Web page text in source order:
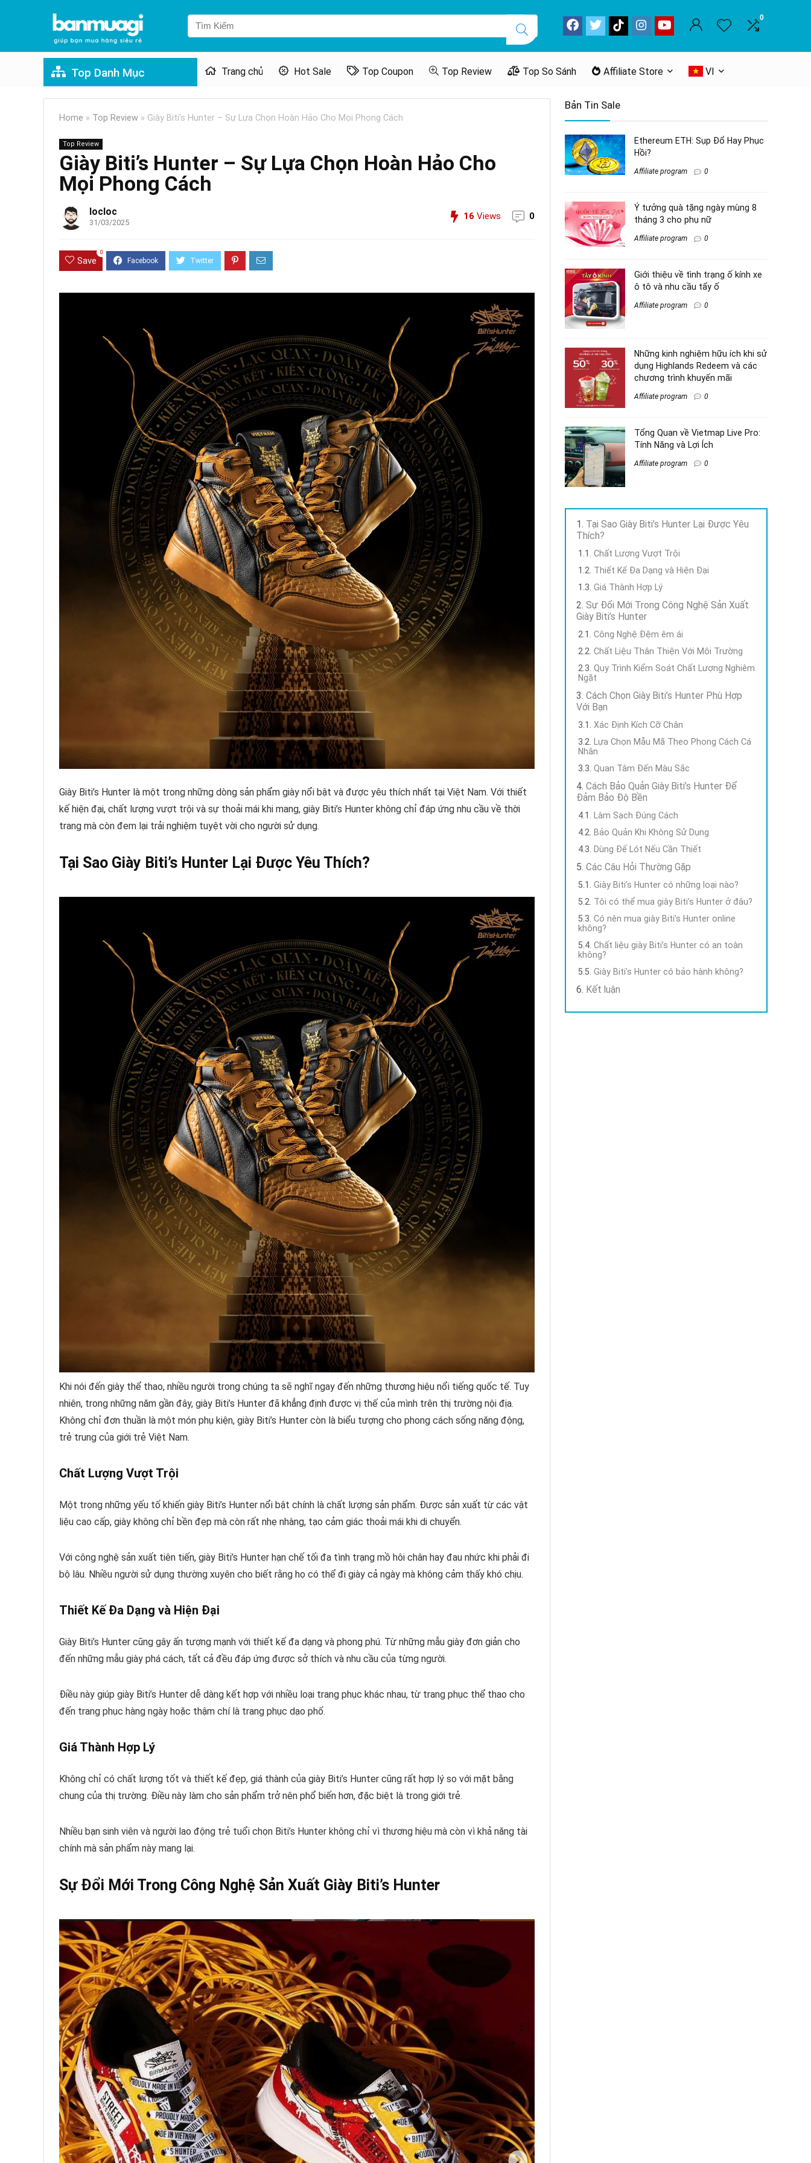
0
Top Danh Mục Trang chủ Hot Sale Top Coupon Top Review Top So Sánh Affiliate Store VI
Home » Top Review » Giày Biti’s Hunter – Sự Lựa Chọn Hoàn Hảo Cho Mọi Phong Cách
Top Review
Giày Biti’s Hunter – Sự Lựa Chọn Hoàn Hảo Cho
Mọi Phong Cách
locloc
31/03/2025
16 Views 0
Save
0
Giày Biti’s Hunter là một trong những dòng sản phẩm giày nổi bật và được yêu thích nhất tại Việt Nam. Với thiết
kế hiện đại, chất lượng vượt trội và sự thoải mái khi mang, giày Biti’s Hunter không chỉ đáp ứng nhu cầu về thời
trang mà còn đem lại trải nghiệm tuyệt vời cho người sử dụng.
Tại Sao Giày Biti’s Hunter Lại Được Yêu Thích?
Khi nói đến giày thể thao, nhiều người trong chúng ta sẽ nghĩ ngay đến những thương hiệu nổi tiếng quốc tế. Tuy
nhiên, trong những năm gần đây, giày Biti’s Hunter đã khẳng định được vị thế của mình trên thị trường nội địa.
Không chỉ đơn thuần là một món phụ kiện, giày Biti’s Hunter còn là biểu tượng cho phong cách sống năng động,
trẻ trung của giới trẻ Việt Nam.
Chất Lượng Vượt Trội
Một trong những yếu tố khiến giày Biti’s Hunter nổi bật chính là chất lượng sản phẩm. Được sản xuất từ các vật
liệu cao cấp, giày không chỉ bền đẹp mà còn rất nhẹ nhàng, tạo cảm giác thoải mái khi di chuyển.
Với công nghệ sản xuất tiên tiến, giày Biti’s Hunter hạn chế tối đa tình trạng mồ hôi chân hay đau nhức khi phải đi
bộ lâu. Nhiều người sử dụng thường xuyên cho biết rằng họ có thể đi giày cả ngày mà không cảm thấy khó chịu.
Thiết Kế Đa Dạng và Hiện Đại
Giày Biti’s Hunter cũng gây ấn tượng mạnh với thiết kế đa dạng và phong phú. Từ những mẫu giày đơn giản cho
đến những mẫu giày phá cách, tất cả đều đáp ứng được sở thích và nhu cầu của từng người.
Điều này giúp giày Biti’s Hunter dễ dàng kết hợp với nhiều loại trang phục khác nhau, từ trang phục thể thao cho
đến trang phục hàng ngày hoặc thậm chí là trang phục dạo phố.
Giá Thành Hợp Lý
Không chỉ có chất lượng tốt và thiết kế đẹp, giá thành của giày Biti’s Hunter cũng rất hợp lý so với mặt bằng
chung của thị trường. Điều này làm cho sản phẩm trở nên phổ biến hơn, đặc biệt là trong giới trẻ.
Nhiều bạn sinh viên và người lao động trẻ tuổi chọn Biti’s Hunter không chỉ vì thương hiệu mà còn vì khả năng tài
chính mà sản phẩm này mang lại.
Sự Đổi Mới Trong Công Nghệ Sản Xuất Giày Biti’s Hunter
Bản Tin Sale
Ethereum ETH: Sụp Đổ Hay Phục
Hồi?
Affiliate program 0
Ý tưởng quà tặng ngày mùng 8
tháng 3 cho phụ nữ
Affiliate program 0
Giới thiệu về tình trạng ố kính xe
ô tô và nhu cầu tẩy ố
Affiliate program 0
Những kinh nghiệm hữu ích khi sử
dụng Highlands Redeem và các
chương trình khuyến mãi
Affiliate program 0
Tổng Quan về Vietmap Live Pro:
Tính Năng và Lợi Ích
Affiliate program 0
Tại Sao Giày Biti’s Hunter Lại Được Yêu
Thích?
Chất Lượng Vượt Trội
Thiết Kế Đa Dạng và Hiện Đại
Giá Thành Hợp Lý
Sự Đổi Mới Trong Công Nghệ Sản Xuất
Giày Biti’s Hunter
Công Nghệ Đệm êm ái
Chất Liệu Thân Thiện Với Môi Trường
Quy Trình Kiểm Soát Chất Lượng Nghiêm
Ngặt
Cách Chọn Giày Biti’s Hunter Phù Hợp
Với Bạn
Xác Định Kích Cỡ Chân
Lựa Chọn Mẫu Mã Theo Phong Cách Cá
Nhân
Quan Tâm Đến Màu Sắc
Cách Bảo Quản Giày Biti’s Hunter Để
Đảm Bảo Độ Bền
Làm Sạch Đúng Cách
Bảo Quản Khi Không Sử Dụng
Dùng Đế Lót Nếu Cần Thiết
Các Câu Hỏi Thường Gặp
Giày Biti’s Hunter có những loại nào?
Tôi có thể mua giày Biti’s Hunter ở đâu?
Có nên mua giày Biti’s Hunter online
không?
Chất liệu giày Biti’s Hunter có an toàn
không?
Giày Biti’s Hunter có bảo hành không?
Kết luận